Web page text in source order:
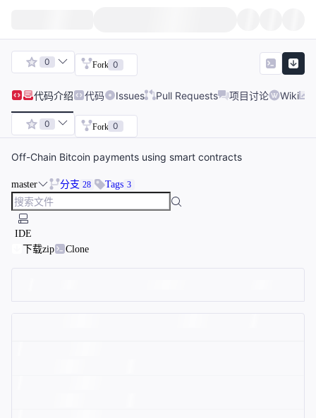
0 Fork 0
代码介绍 代码 Issues Pull Requests 项目讨论 Wiki
0 Fork 0
Off-Chain Bitcoin payments using smart contracts
master 分支 28 Tags 3
IDE
下载zip
Clone